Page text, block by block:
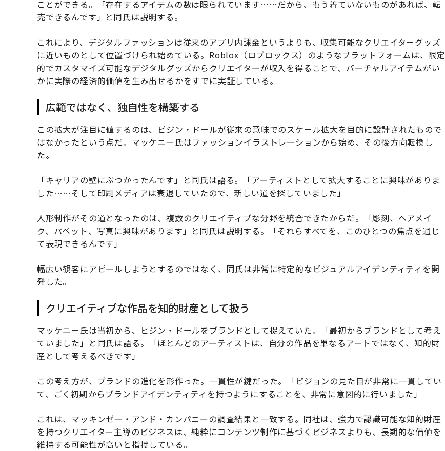
ことができる。「存在するアイテムの数は限られています……だから、もう着ていないものがあれば、転
売できるんです」と同氏は説明する。
これにより、デジタルファッションは従来のアプリ内課金というよりも、収集可能なクリエイターグッズ
に近いものとして位置づけられ始めている。Roblox（ロブロックス）のようなプラットフォームは、限定
的でカスタマイズ可能なデジタルグッズからクリエイターが収入を得ることで、バーチャルアイテムがい
かに実際の経済的価値を生み出せるかをすでに実証している。
広範ではなく、独自性を構築する
この拡大が注目に値するのは、ピジン・ドールが従来の意味でのスケール拡大を目的に設計されたもので
はなかったという点だ。マッケニー氏はファッションイラストレーションから始め、その後方向転換し
た。
「キャリアの壁にぶつかったんです」と同氏は語る。「アーティストとして拡大することに興味がありま
した……そして印刷メディアは衰退していたので、新しい道を探していました」
人形制作がその道となったのは、複数のクリエイティブな分野を統合できたからだ。「彫刻、ヘアメイ
ク、パペット、写真に興味があります」と同氏は説明する。「それらすべてを、このひとつの焦点を通じ
て表現できるんです」
幅広い観客にアピールしようとするのではなく、同氏は非常に特定的なビジュアルアイデンティティを開
発した。
クリエイティブな作品を知的財産として扱う
マッケニー氏は当初から、ピジン・ドールをブランドとして捉えていた。「最初からブランドとして考え
ていました」と同氏は語る。「ほとんどのアーティストは、自分の作品を単なるアートではなく、知的財
産として考えるべきです」
この考え方が、ブランドの進化を形作った。一貫性が鍵だった。「ピジョンの見た目が非常に一貫してい
て、ごく初期からブランドアイデンティティを持つようにすることを、非常に意図的に行いました」
これは、マッキンゼー・アンド・カンパニーの調査結果と一致する。同社は、強力で認識可能な知的財産
を持つクリエイター主導のビジネスは、純粋にコンテンツ制作に基づくビジネスよりも、長期的な価値を
維持する可能性が高いと指摘している。